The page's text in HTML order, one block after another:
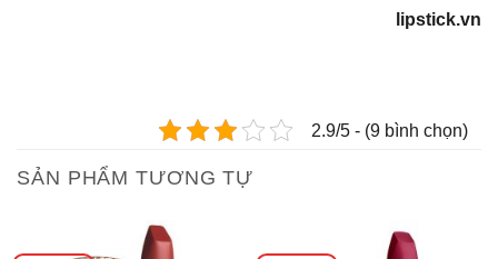
lipstick.vn
2.9/5 - (9 bình chọn)
SẢN PHẨM TƯƠNG TỰ